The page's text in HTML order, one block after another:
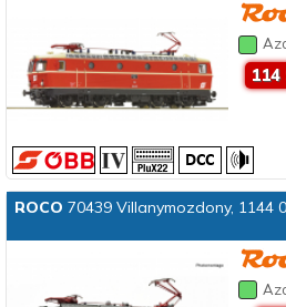
ROCO 70439 Villanymozdony, 1144